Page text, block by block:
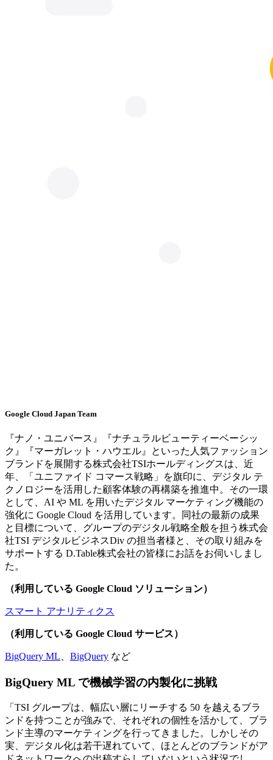
Google Cloud Japan Team
『ナノ・ユニバース』『ナチュラルビューティーベーシッ
ク』『マーガレット・ハウエル』といった人気ファッション
ブランドを展開する株式会社TSIホールディングスは、近
年、「ユニファイド コマース戦略」を旗印に、デジタル テ
クノロジーを活用した顧客体験の再構築を推進中。その一環
として、AI や ML を用いたデジタル マーケティング機能の
強化に Google Cloud を活用しています。同社の最新の成果
と目標について、グループのデジタル戦略全般を担う株式会
社TSI デジタルビジネスDiv の担当者様と、その取り組みを
サポートする D.Table株式会社の皆様にお話をお伺いしまし
た。
（利用している Google Cloud ソリューション）
スマート アナリティクス
（利用している Google Cloud サービス）
BigQuery ML BigQuery など
BigQuery ML で機械学習の内製化に挑戦
「TSI グループは、幅広い層にリーチする 50 を越えるブラ
ンドを持つことが強みで、それぞれの個性を活かして、ブラ
ンド主導のマーケティングを行ってきました。しかしその
実、デジタル化は若干遅れていて、ほとんどのブランドがア